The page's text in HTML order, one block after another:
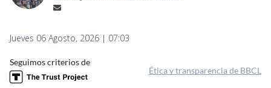
Jueves 06 Agosto, 2026 | 07:03
Seguimos criterios de
Ética y transparencia de BBCL